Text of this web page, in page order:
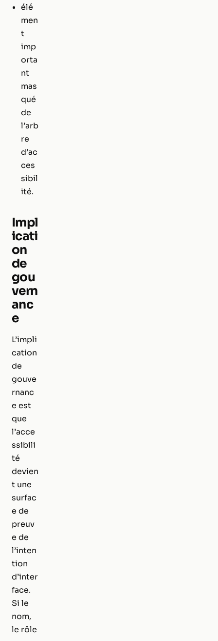
élé
men
t
imp
orta
nt
mas
qué
de
l’arb
re
d’ac
ces
sibil
ité.
Impl
icati
on
de
gou
vern
anc
e
L’impli
cation
de
gouve
rnanc
e est
que
l’acce
ssibili
té
devien
t une
surfac
e de
preuv
e de
l’inten
tion
d’inter
face.
Si le
nom,
le rôle